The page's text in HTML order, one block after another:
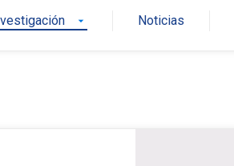
arrow_drop_down Noticias